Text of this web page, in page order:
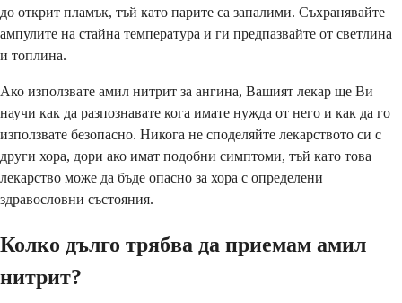
до открит пламък, тъй като парите са запалими. Съхранявайте
ампулите на стайна температура и ги предпазвайте от светлина
и топлина.
Ако използвате амил нитрит за ангина, Вашият лекар ще Ви
научи как да разпознавате кога имате нужда от него и как да го
използвате безопасно. Никога не споделяйте лекарството си с
други хора, дори ако имат подобни симптоми, тъй като това
лекарство може да бъде опасно за хора с определени
здравословни състояния.
Колко дълго трябва да приемам амил
нитрит?